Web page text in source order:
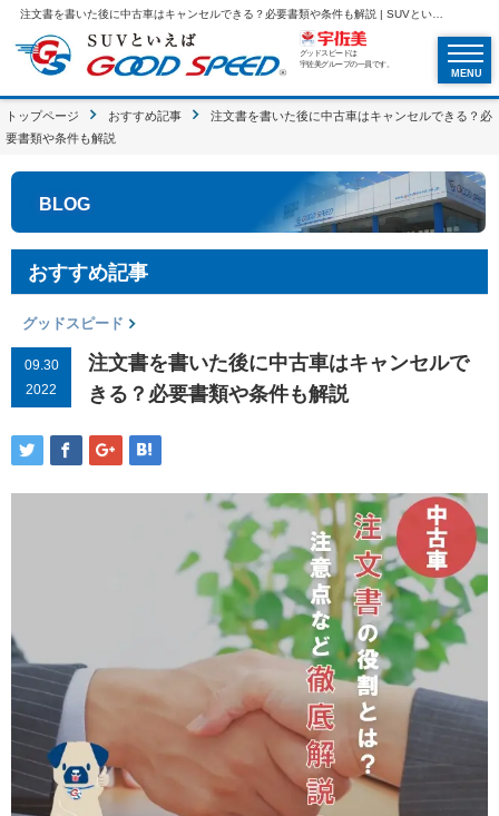
注文書を書いた後に中古車はキャンセルできる？必要書類や条件も解説 | SUVといえばグッドスピードGOOD SPEED
グッドスピードは
宇佐美グループの一員です。
MENU
トップページ おすすめ記事
注文書を書いた後に中古車はキャンセルできる？必
要書類や条件も解説
BLOG
おすすめ記事
グッドスピード
09.30
2022
注文書を書いた後に中古車はキャンセルで
きる？必要書類や条件も解説